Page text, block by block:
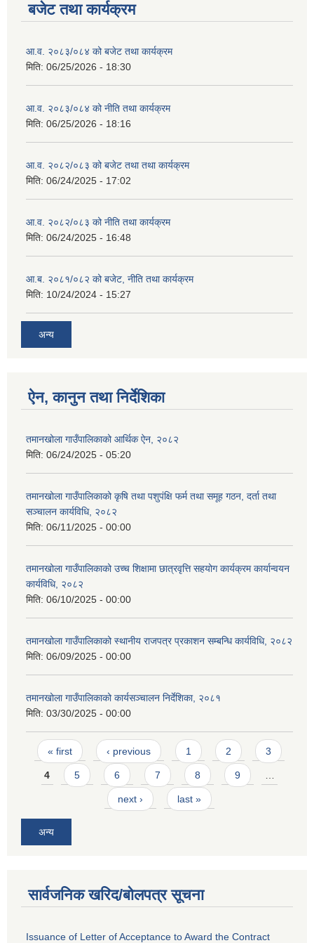
बजेट तथा कार्यक्रम
आ.व. २०८३/०८४ को बजेट तथा कार्यक्रम
मिति: 06/25/2026 - 18:30
आ.व. २०८३/०८४ को नीति तथा कार्यक्रम
मिति: 06/25/2026 - 18:16
आ.व. २०८२/०८३ को बजेट तथा तथा कार्यक्रम
मिति: 06/24/2025 - 17:02
आ.व. २०८२/०८३ को नीति तथा कार्यक्रम
मिति: 06/24/2025 - 16:48
आ.ब. २०८१/०८२ को बजेट, नीति तथा कार्यक्रम
मिति: 10/24/2024 - 15:27
अन्य
ऐन, कानुन तथा निर्देशिका
तमानखोला गाउँपालिकाको आर्थिक ऐन, २०८२
मिति: 06/24/2025 - 05:20
तमानखोला गाउँपालिकाको कृषि तथा पशुपंक्षि फर्म तथा समूह गठन, दर्ता तथा
सञ्चालन कार्यविधि, २०८२
मिति: 06/11/2025 - 00:00
तमानखोला गाउँपालिकाको उच्च शिक्षामा छात्रवृत्ति सहयोग कार्यक्रम कार्यान्वयन
कार्यविधि, २०८२
मिति: 06/10/2025 - 00:00
तमानखोला गाउँपालिकाको स्थानीय राजपत्र प्रकाशन सम्बन्धि कार्यविधि, २०८२
मिति: 06/09/2025 - 00:00
तमानखोला गाउँपालिकाको कार्यसञ्चालन निर्देशिका, २०८१
मिति: 03/30/2025 - 00:00
Pages
« first ‹ previous 1 2 3
4 5 6 7 8 9 …
next › last »
अन्य
सार्वजनिक खरिद/बोलपत्र सूचना
Issuance of Letter of Acceptance to Award the Contract